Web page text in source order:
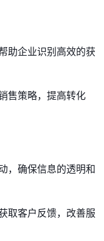
助企业识别高效的获
售策略，提高转化
，确保信息的透明和
取客户反馈，改善服